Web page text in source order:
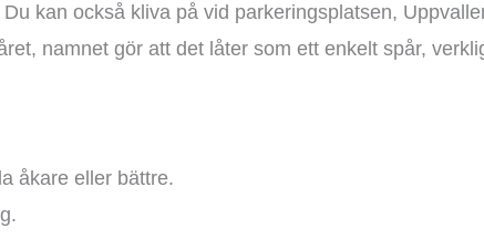
kan också kliva på vid parkeringsplatsen,
namnet gör att det låter som ett enkelt spår,
åkare eller bättre.